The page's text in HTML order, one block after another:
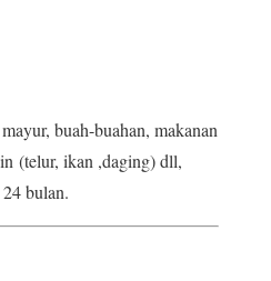
buah-buahan, makanan
(telur, ikan ,daging) dll,
bulan.